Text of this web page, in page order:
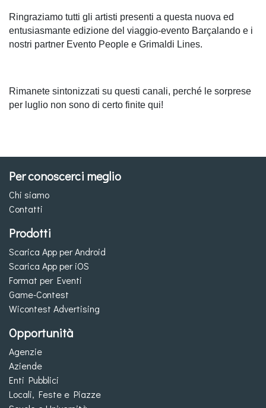
Ringraziamo tutti gli artisti presenti a questa nuova ed
entusiasmante edizione del viaggio-evento Barçalando e i
nostri partner Evento People e Grimaldi Lines.
Rimanete sintonizzati su questi canali, perché le sorprese
per luglio non sono di certo finite qui!
Per conoscerci meglio
Chi siamo
Contatti
Prodotti
Scarica App per Android
Scarica App per iOS
Format per Eventi
Game-Contest
Wicontest Advertising
Opportunità
Agenzie
Aziende
Enti Pubblici
Locali, Feste e Piazze